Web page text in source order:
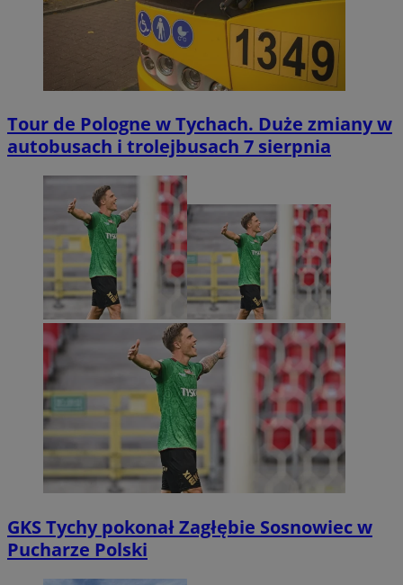
Tour de Pologne w Tychach. Duże zmiany w
autobusach i trolejbusach 7 sierpnia
GKS Tychy pokonał Zagłębie Sosnowiec w
Pucharze Polski